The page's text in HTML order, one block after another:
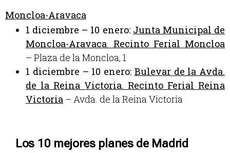
Moncloa-Aravaca
1 diciembre – 10 enero: Junta Municipal de
Moncloa-Aravaca Recinto Ferial Moncloa
– Plaza de la Moncloa, 1
1 diciembre – 10 enero: Bulevar de la Avda.
de la Reina Victoria. Recinto Ferial Reina
Victoria – Avda. de la Reina Victoria
Los 10 mejores planes de Madrid